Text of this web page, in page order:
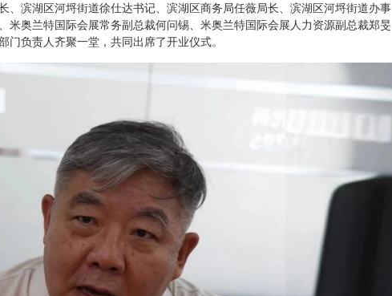
、滨湖区河埒街道徐仕达书记、滨湖区商务局任薇局长、滨湖区河埒街道办事
米奥兰特国际会展常务副总裁何问锡、米奥兰特国际会展人力资源副总裁郑旻
负责人齐聚一堂，共同出席了开业仪式。